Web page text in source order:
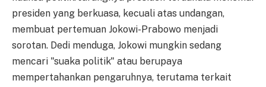
presiden yang berkuasa, kecuali atas undangan,
membuat pertemuan Jokowi-Prabowo menjadi
sorotan. Dedi menduga, Jokowi mungkin sedang
mencari "suaka politik" atau berupaya
mempertahankan pengaruhnya, terutama terkait